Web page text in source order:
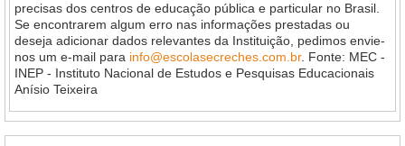
precisas dos centros de educação pública e particular no Brasil.
Se encontrarem algum erro nas informações prestadas ou
deseja adicionar dados relevantes da Instituição, pedimos envie-
nos um e-mail para info@escolasecreches.com.br. Fonte: MEC -
INEP - Instituto Nacional de Estudos e Pesquisas Educacionais
Anísio Teixeira